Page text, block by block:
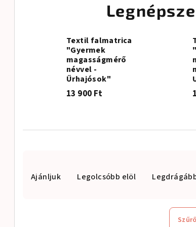
Textil falmatrica
"Gyermek
magasságmérő
névvel -
Űrhajósok"
13 900 Ft
eAjánljuk Legolcsóbb elöl